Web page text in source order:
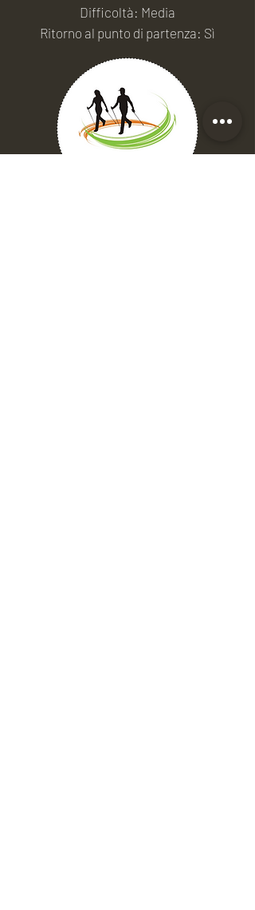
Difficoltà: Media
Ritorno al punto di partenza: Sì